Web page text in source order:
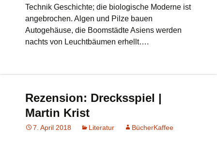
Technik Geschichte; die biologische Moderne ist
angebrochen. Algen und Pilze bauen
Autogehäuse, die Boomstädte Asiens werden
nachts von Leuchtbäumen erhellt….
Rezension: Drecksspiel |
Martin Krist
7. April 2018 Literatur BücherKaffee